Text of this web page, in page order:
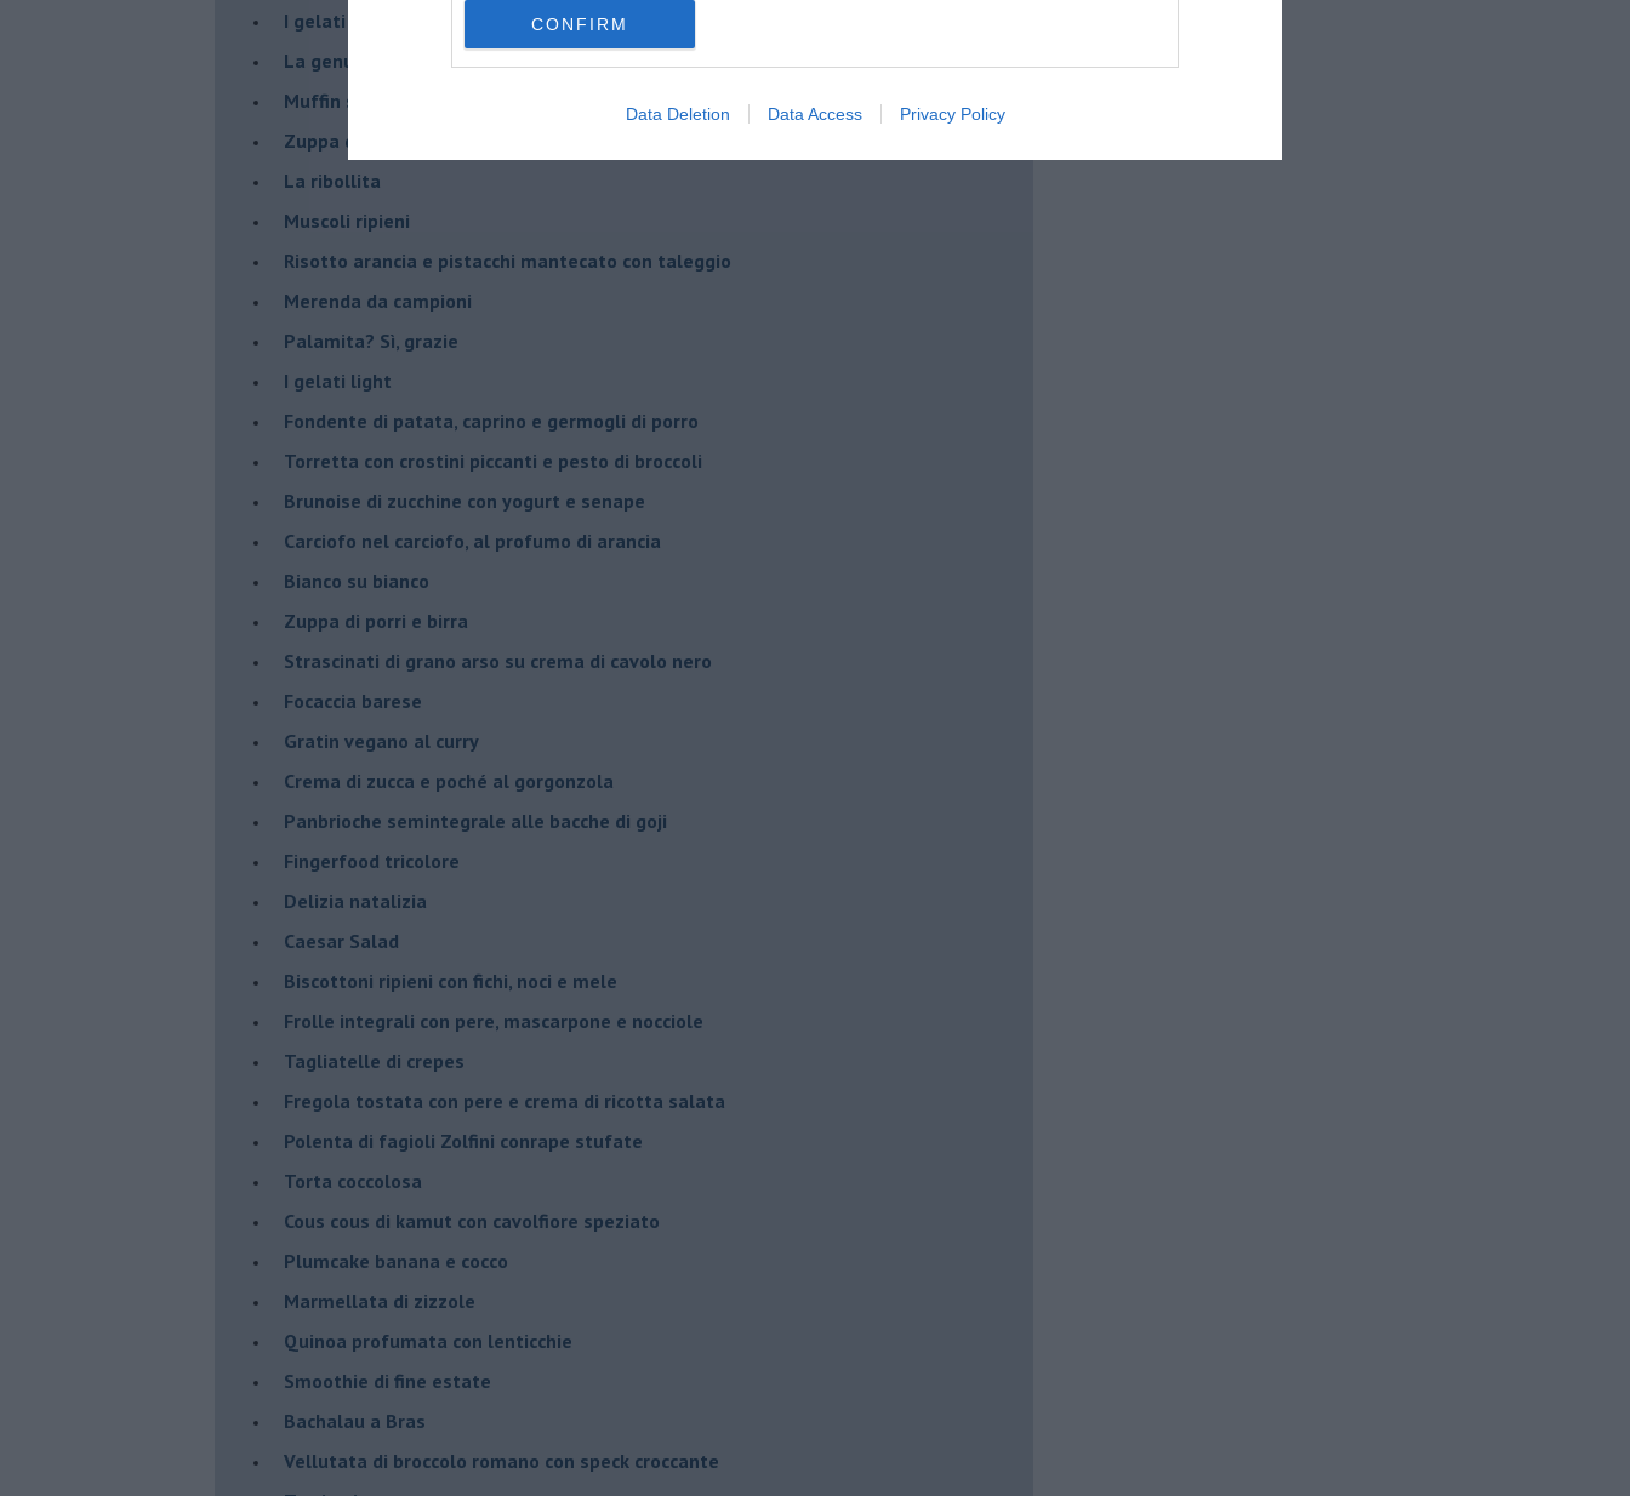
CONFIRM
Data Deletion Data Access Privacy Policy
I gelati salati
La genuinità come primo ingrediente
Muffin salati al curry e granny smith
Zuppa di porri alla birra, con ...
La ribollita
Muscoli ripieni
Risotto arancia e pistacchi mantecato con taleggio
Merenda da campioni
Palamita? Sì, grazie
I gelati light
Fondente di patata, caprino e germogli di porro
Torretta con crostini piccanti e pesto di broccoli
Brunoise di zucchine con yogurt e senape
Carciofo nel carciofo, al profumo di arancia
Bianco su bianco
Zuppa di porri e birra
Strascinati di grano arso su crema di cavolo nero
Focaccia barese
Gratin vegano al curry
Crema di zucca e poché al gorgonzola
Panbrioche semintegrale alle bacche di goji
Fingerfood tricolore
Delizia natalizia
Caesar Salad
Biscottoni ripieni con fichi, noci e mele
Frolle integrali con pere, mascarpone e nocciole
Tagliatelle di crepes
Fregola tostata con pere e crema di ricotta salata
Polenta di fagioli Zolfini conrape stufate
Torta coccolosa
Cous cous di kamut con cavolfiore speziato
Plumcake banana e cocco
Marmellata di zizzole
Quinoa profumata con lenticchie
Smoothie di fine estate
Bachalau a Bras
Vellutata di broccolo romano con speck croccante